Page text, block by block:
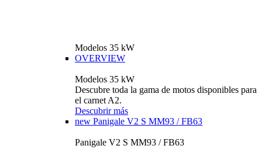
Modelos 35 kW
OVERVIEW
Modelos 35 kW
Descubre toda la gama de motos disponibles para
el carnet A2.
Descubrir más
new Panigale V2 S MM93 / FB63
Panigale V2 S MM93 / FB63